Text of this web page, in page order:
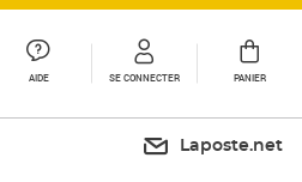
AIDE SE CONNECTER PANIER
Laposte.net